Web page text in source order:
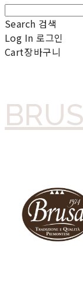
Search 검색
Log In 로그인
Cart장바구니